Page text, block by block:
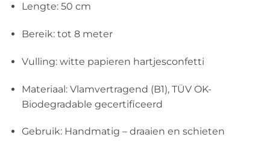
Lengte: 50 cm
Bereik: tot 8 meter
Vulling: witte papieren hartjesconfetti
Materiaal: Vlamvertragend (B1), TÜV OK-
Biodegradable gecertificeerd
Gebruik: Handmatig – draaien en schieten